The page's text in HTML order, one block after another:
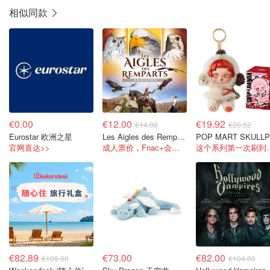
相似同款
€0.00
Eurostar 欧洲之星
官网直达>>
€12.00 €14.00
Les Aigles des Remparts 驯鹰骑马大秀
成人票价，Fnac+会员可享折扣！
€19.92 €20.52
这个系
€82.89 €109.00 €73.00 €82.00 €104.00